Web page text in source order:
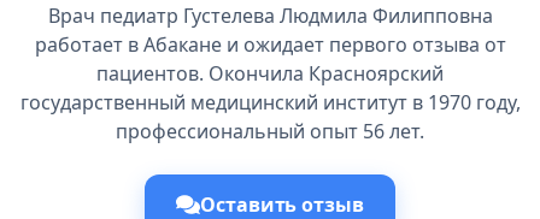
Врач педиатр Густелева Людмила Филипповна
работает в Абакане и ожидает первого отзыва от
пациентов. Окончила Красноярский
государственный медицинский институт в 1970 году,
профессиональный опыт 56 лет.
Оставить отзыв